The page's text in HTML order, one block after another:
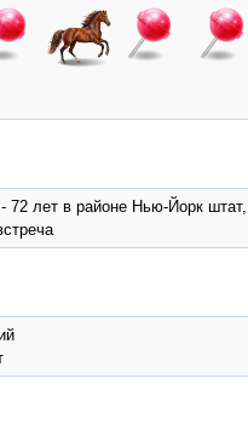
- 72 лет в районе Нью-Йорк